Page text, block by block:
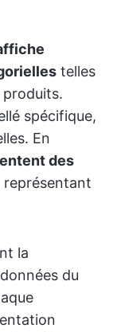
telles
produits.
spécifique,
En
des
représentant
la
du